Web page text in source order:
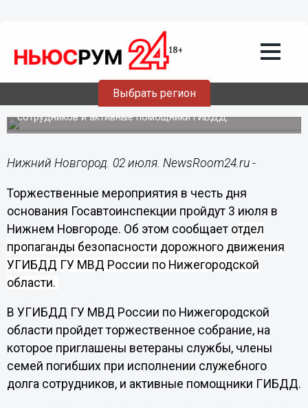
Выбрать регион
Торжественные мероприятия в честь
дня основания Госавтоинспекции
пройдут 3 июля в Нижнем Новгороде
В мероприятиях примут участие ветераны службы, члены
семей погибших при исполнении служебного долга
сотрудников и активные помощники ГИБДД.
Нижний Новгород. 02 июля. NewsRoom24.ru -
Торжественные мероприятия в честь дня
основания Госавтоинспекции пройдут 3 июля в
Нижнем Новгороде. Об этом сообщает отдел
пропаганды безопасности дорожного движения
УГИБДД ГУ МВД России по Нижегородской
области.
В УГИБДД ГУ МВД России по Нижегородской
области пройдет торжественное собрание, на
которое приглашены ветераны службы, члены
семей погибших при исполнении служебного
долга сотрудников, и активные помощники ГИБДД.